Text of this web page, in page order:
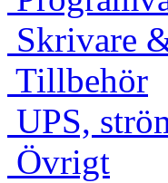
Skrivare
Tillbehör
UPS,
Övrigt